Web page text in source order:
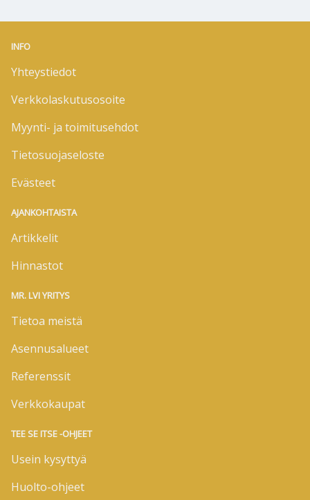
INFO
Yhteystiedot
Verkkolaskutusosoite
Myynti- ja toimitusehdot
Tietosuojaseloste
Evästeet
AJANKOHTAISTA
Artikkelit
Hinnastot
MR. LVI YRITYS
Tietoa meistä
Asennusalueet
Referenssit
Verkkokaupat
TEE SE ITSE -OHJEET
Usein kysyttyä
Huolto-ohjeet